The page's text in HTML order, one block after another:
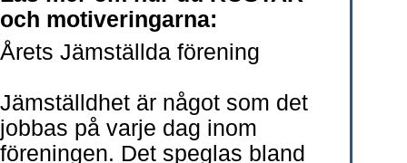
och motiveringarna:
Årets Jämställda förening
Jämställdhet är något som det
jobbas på varje dag inom
föreningen. Det speglas bland